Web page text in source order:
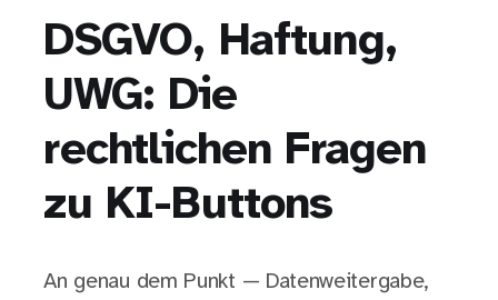
DSGVO, Haftung,
UWG: Die
rechtlichen Fragen
zu KI-Buttons
An genau dem Punkt — Datenweitergabe,